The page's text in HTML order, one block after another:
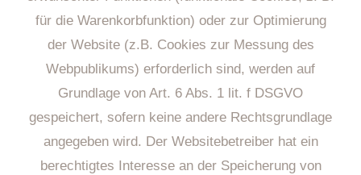
für die Warenkorbfunktion) oder zur Optimierung
der Website (z.B. Cookies zur Messung des
Webpublikums) erforderlich sind, werden auf
Grundlage von Art. 6 Abs. 1 lit. f DSGVO
gespeichert, sofern keine andere Rechtsgrundlage
angegeben wird. Der Websitebetreiber hat ein
berechtigtes Interesse an der Speicherung von